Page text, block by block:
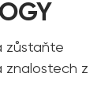
zůstaňte
znalostech z